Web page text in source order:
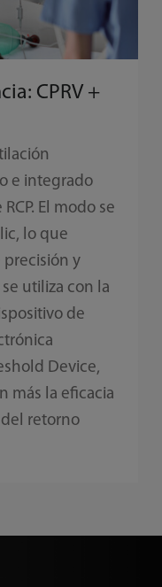
CPRV +
e integrado
El modo se
lo que
y
utiliza con la
de
Device,
más la eficacia
del retorno